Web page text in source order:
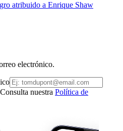
atribuido a Enrique Shaw
electrónico.
nuestra Política de